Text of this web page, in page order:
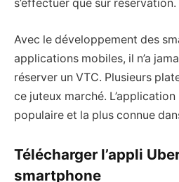
s’effectuer que sur réservation.
Avec le développement des
applications mobiles, il n’a
réserver un VTC. Plusieurs
ce juteux marché.
populaire et la plus connue
Télécharger l’appli
smartphone